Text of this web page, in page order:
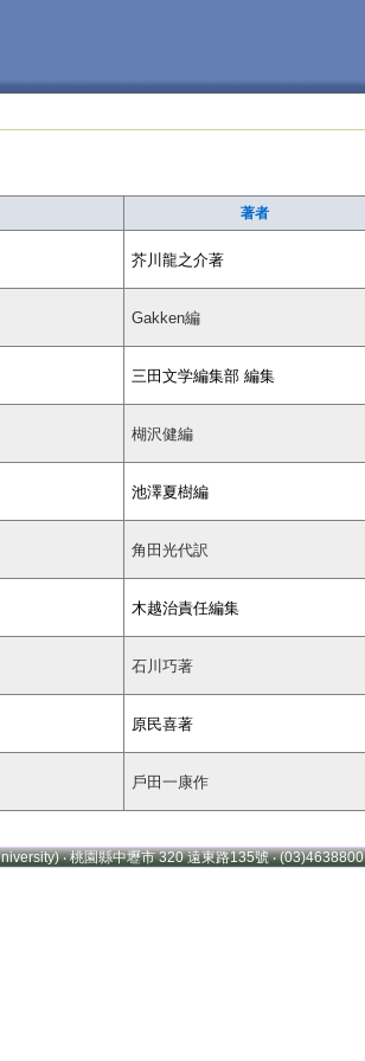
著者
芥川龍之介著
Gakken編
三田文学編集部 編集
楜沢健編
池澤夏樹編
角田光代訳
木越治責任編集
石川巧著
原民喜著
戶田一康作
‧ 桃園縣中壢市 320 遠東路135號 ‧ (03)4638800